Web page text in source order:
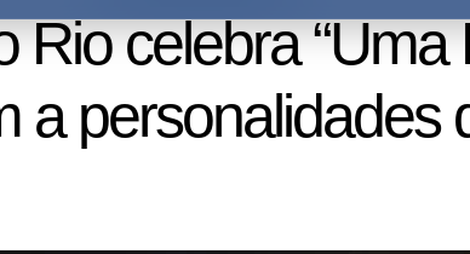
celebra “Uma
a personalidades